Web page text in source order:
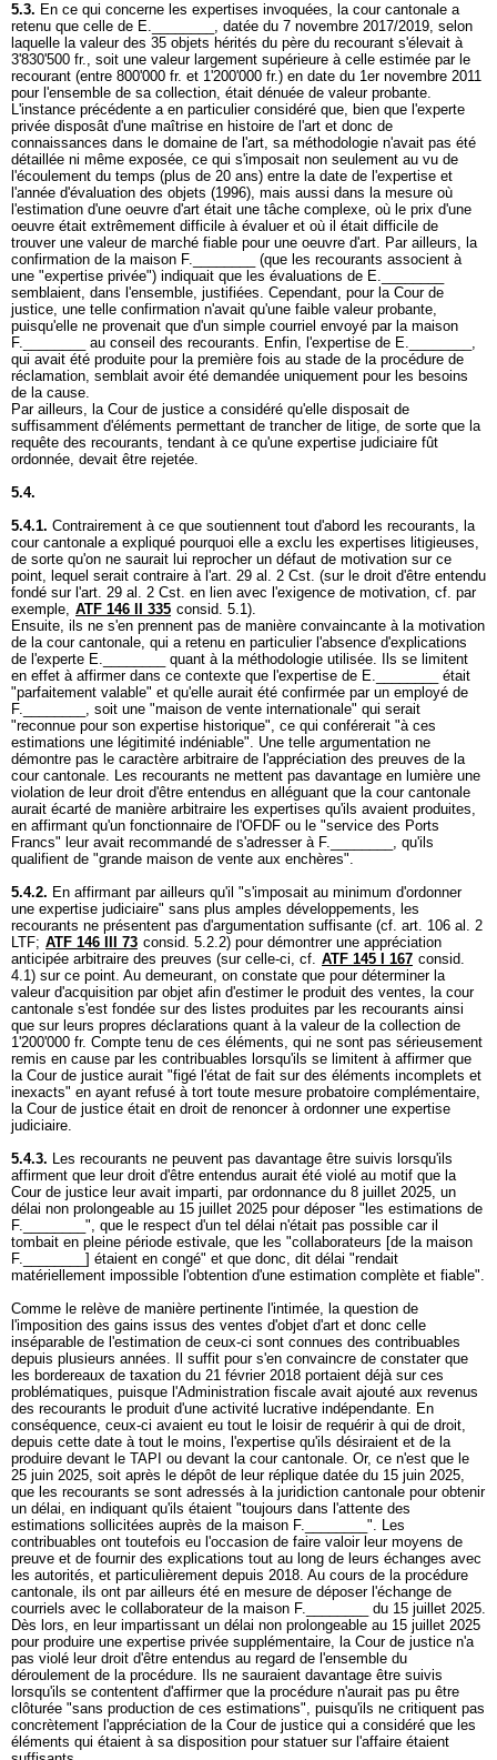
5.3. En ce qui concerne les expertises invoquées, la cour cantonale a
retenu que celle de E.________, datée du 7 novembre 2017/2019, selon
laquelle la valeur des 35 objets hérités du père du recourant s'élevait à
3'830'500 fr., soit une valeur largement supérieure à celle estimée par le
recourant (entre 800'000 fr. et 1'200'000 fr.) en date du 1er novembre 2011
pour l'ensemble de sa collection, était dénuée de valeur probante.
L'instance précédente a en particulier considéré que, bien que l'experte
privée disposât d'une maîtrise en histoire de l'art et donc de
connaissances dans le domaine de l'art, sa méthodologie n'avait pas été
détaillée ni même exposée, ce qui s'imposait non seulement au vu de
l'écoulement du temps (plus de 20 ans) entre la date de l'expertise et
l'année d'évaluation des objets (1996), mais aussi dans la mesure où
l'estimation d'une oeuvre d'art était une tâche complexe, où le prix d'une
oeuvre était extrêmement difficile à évaluer et où il était difficile de
trouver une valeur de marché fiable pour une oeuvre d'art. Par ailleurs, la
confirmation de la maison F.________ (que les recourants associent à
une "expertise privée") indiquait que les évaluations de E.________
semblaient, dans l'ensemble, justifiées. Cependant, pour la Cour de
justice, une telle confirmation n'avait qu'une faible valeur probante,
puisqu'elle ne provenait que d'un simple courriel envoyé par la maison
F.________ au conseil des recourants. Enfin, l'expertise de E.________,
qui avait été produite pour la première fois au stade de la procédure de
réclamation, semblait avoir été demandée uniquement pour les besoins
de la cause.
Par ailleurs, la Cour de justice a considéré qu'elle disposait de
suffisamment d'éléments permettant de trancher de litige, de sorte que la
requête des recourants, tendant à ce qu'une expertise judiciaire fût
ordonnée, devait être rejetée.
5.4.
5.4.1. Contrairement à ce que soutiennent tout d'abord les recourants, la
cour cantonale a expliqué pourquoi elle a exclu les expertises litigieuses,
de sorte qu'on ne saurait lui reprocher un défaut de motivation sur ce
point, lequel serait contraire à l'art. 29 al. 2 Cst. (sur le droit d'être entendu
fondé sur l'art. 29 al. 2 Cst. en lien avec l'exigence de motivation, cf. par
exemple, ATF 146 II 335 consid. 5.1).
Ensuite, ils ne s'en prennent pas de manière convaincante à la motivation
de la cour cantonale, qui a retenu en particulier l'absence d'explications
de l'experte E.________ quant à la méthodologie utilisée. Ils se limitent
en effet à affirmer dans ce contexte que l'expertise de E.________ était
"parfaitement valable" et qu'elle aurait été confirmée par un employé de
F.________, soit une "maison de vente internationale" qui serait
"reconnue pour son expertise historique", ce qui conférerait "à ces
estimations une légitimité indéniable". Une telle argumentation ne
démontre pas le caractère arbitraire de l'appréciation des preuves de la
cour cantonale. Les recourants ne mettent pas davantage en lumière une
violation de leur droit d'être entendus en alléguant que la cour cantonale
aurait écarté de manière arbitraire les expertises qu'ils avaient produites,
en affirmant qu'un fonctionnaire de l'OFDF ou le "service des Ports
Francs" leur avait recommandé de s'adresser à F.________, qu'ils
qualifient de "grande maison de vente aux enchères".
5.4.2. En affirmant par ailleurs qu'il "s'imposait au minimum d'ordonner
une expertise judiciaire" sans plus amples développements, les
recourants ne présentent pas d'argumentation suffisante (cf. art. 106 al. 2
LTF; ATF 146 III 73 consid. 5.2.2) pour démontrer une appréciation
anticipée arbitraire des preuves (sur celle-ci, cf. ATF 145 I 167 consid.
4.1) sur ce point. Au demeurant, on constate que pour déterminer la
valeur d'acquisition par objet afin d'estimer le produit des ventes, la cour
cantonale s'est fondée sur des listes produites par les recourants ainsi
que sur leurs propres déclarations quant à la valeur de la collection de
1'200'000 fr. Compte tenu de ces éléments, qui ne sont pas sérieusement
remis en cause par les contribuables lorsqu'ils se limitent à affirmer que
la Cour de justice aurait "figé l'état de fait sur des éléments incomplets et
inexacts" en ayant refusé à tort toute mesure probatoire complémentaire,
la Cour de justice était en droit de renoncer à ordonner une expertise
judiciaire.
5.4.3. Les recourants ne peuvent pas davantage être suivis lorsqu'ils
affirment que leur droit d'être entendus aurait été violé au motif que la
Cour de justice leur avait imparti, par ordonnance du 8 juillet 2025, un
délai non prolongeable au 15 juillet 2025 pour déposer "les estimations de
F.________", que le respect d'un tel délai n'était pas possible car il
tombait en pleine période estivale, que les "collaborateurs [de la maison
F.________] étaient en congé" et que donc, dit délai "rendait
matériellement impossible l'obtention d'une estimation complète et fiable".
Comme le relève de manière pertinente l'intimée, la question de
l'imposition des gains issus des ventes d'objet d'art et donc celle
inséparable de l'estimation de ceux-ci sont connues des contribuables
depuis plusieurs années. Il suffit pour s'en convaincre de constater que
les bordereaux de taxation du 21 février 2018 portaient déjà sur ces
problématiques, puisque l'Administration fiscale avait ajouté aux revenus
des recourants le produit d'une activité lucrative indépendante. En
conséquence, ceux-ci avaient eu tout le loisir de requérir à qui de droit,
depuis cette date à tout le moins, l'expertise qu'ils désiraient et de la
produire devant le TAPI ou devant la cour cantonale. Or, ce n'est que le
25 juin 2025, soit après le dépôt de leur réplique datée du 15 juin 2025,
que les recourants se sont adressés à la juridiction cantonale pour obtenir
un délai, en indiquant qu'ils étaient "toujours dans l'attente des
estimations sollicitées auprès de la maison F.________". Les
contribuables ont toutefois eu l'occasion de faire valoir leur moyens de
preuve et de fournir des explications tout au long de leurs échanges avec
les autorités, et particulièrement depuis 2018. Au cours de la procédure
cantonale, ils ont par ailleurs été en mesure de déposer l'échange de
courriels avec le collaborateur de la maison F.________ du 15 juillet 2025.
Dès lors, en leur impartissant un délai non prolongeable au 15 juillet 2025
pour produire une expertise privée supplémentaire, la Cour de justice n'a
pas violé leur droit d'être entendus au regard de l'ensemble du
déroulement de la procédure. Ils ne sauraient davantage être suivis
lorsqu'ils se contentent d'affirmer que la procédure n'aurait pas pu être
clôturée "sans production de ces estimations", puisqu'ils ne critiquent pas
concrètement l'appréciation de la Cour de justice qui a considéré que les
éléments qui étaient à sa disposition pour statuer sur l'affaire étaient